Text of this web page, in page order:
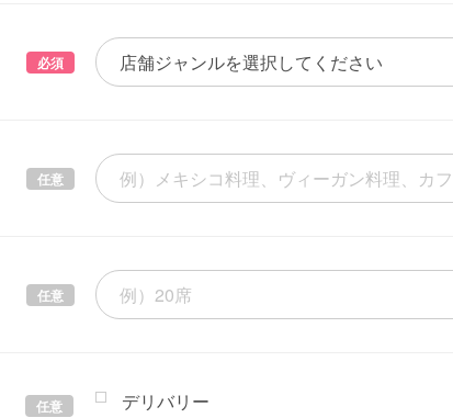
必須
任意
任意
任意
デリバリー